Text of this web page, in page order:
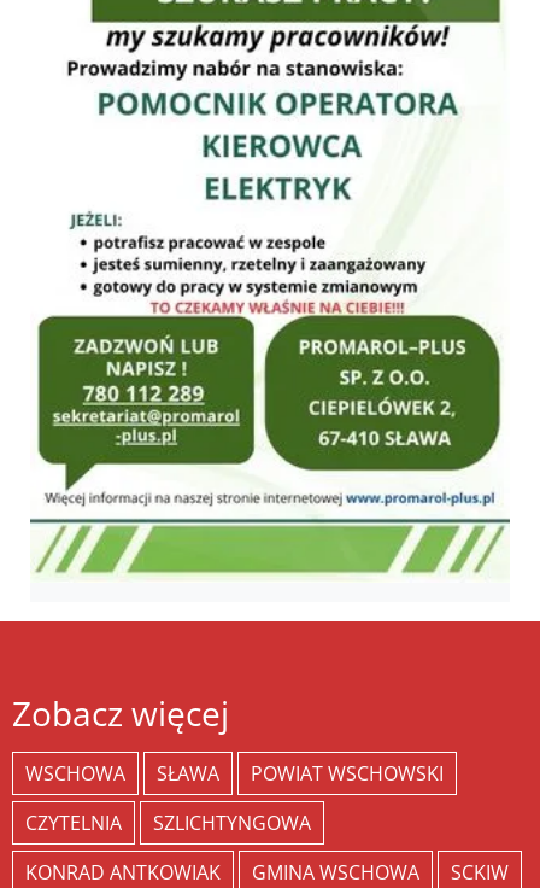
Zobacz więcej
WSCHOWA SŁAWA
POWIAT WSCHOWSKI
CZYTELNIA
SZLICHTYNGOWA
KONRAD ANTKOWIAK
GMINA WSCHOWA
SCKIW